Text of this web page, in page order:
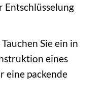
Entschlüsselung
Tauchen Sie ein in
eines
eine packende